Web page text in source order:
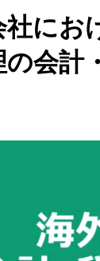
社にお
会計